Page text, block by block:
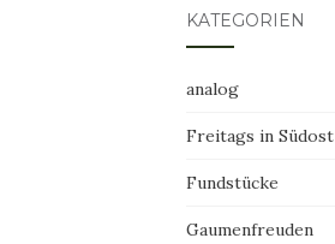
KATEGORIEN
analog
Freitags in Südost
Fundstücke
Gaumenfreuden